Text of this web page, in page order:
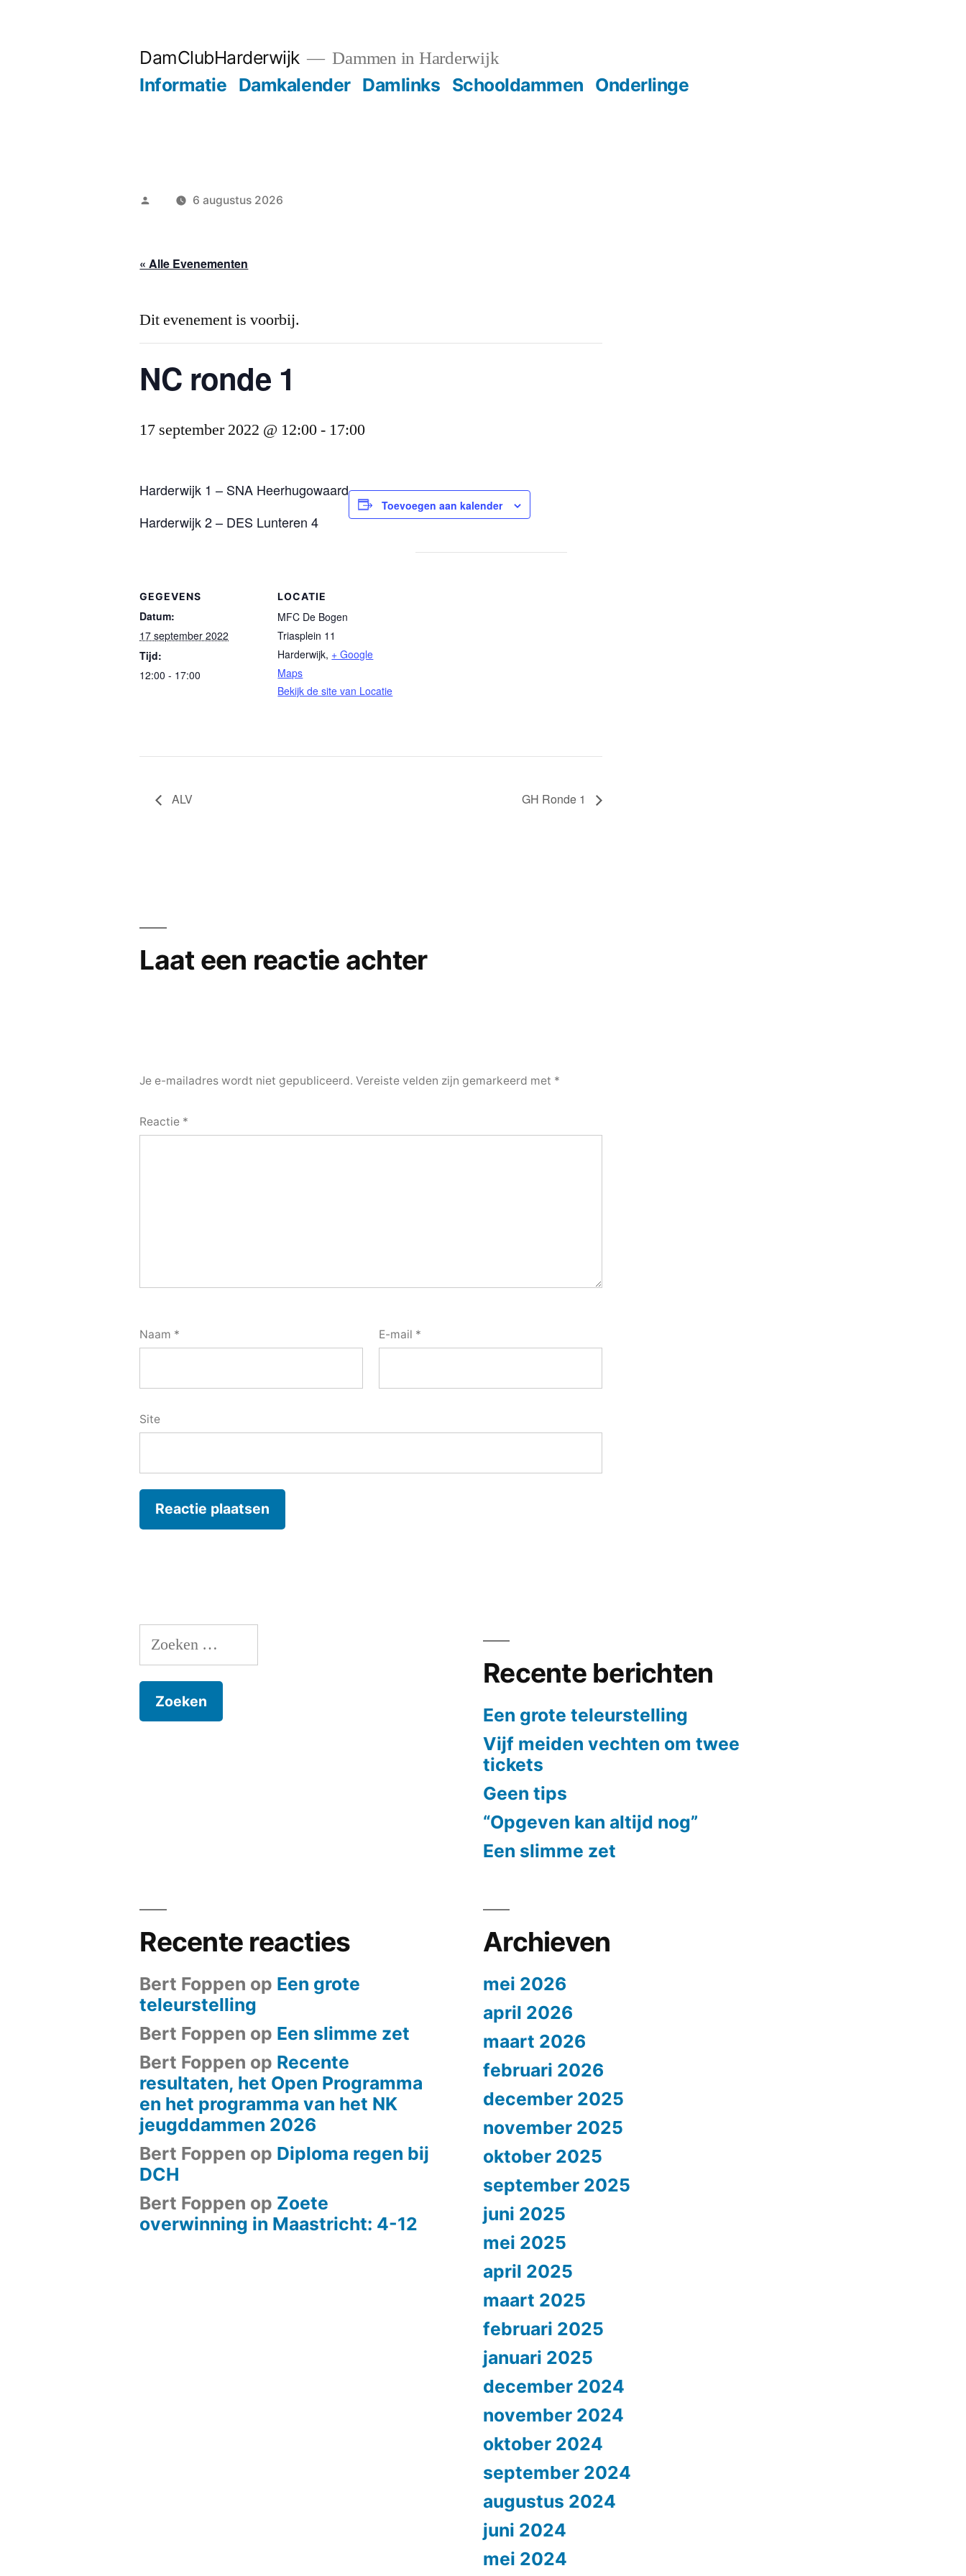
DamClubHarderwijk Dammen in Harderwijk
Informatie Damkalender Damlinks Schooldammen Onderlinge
Geplaatst6 augustus 2026
« Alle Evenementen
Dit evenement is voorbij.
NC ronde 1
17 september 2022 @ 12:00- 17:00
Harderwijk 1 – SNA Heerhugowaard
Harderwijk 2 – DES Lunteren 4
Toevoegen aan kalender
GEGEVENS
Datum:
17 september 2022
Tijd:
12:00 - 17:00
LOCATIE
MFC De Bogen
Triasplein 11
Harderwijk, + Google
Maps
Bekijk de site van Locatie
ALV GH Ronde 1
Laat een reactie achter
Je e-mailadres wordt niet gepubliceerd. Vereiste velden zijn gemarkeerd met *
Reactie *
Naam * E-mail *
Site
Zoeken
naar:
Recente berichten
Een grote teleurstelling
Vijf meiden vechten om twee
tickets
Geen tips
“Opgeven kan altijd nog”
Een slimme zet
Recente reacties
Bert Foppen op Een grote
teleurstelling
Bert Foppen op Een slimme zet
Bert Foppen op Recente
resultaten, het Open Programma
en het programma van het NK
jeugddammen 2026
Bert Foppen op Diploma regen bij
DCH
Bert Foppen op Zoete
overwinning in Maastricht: 4-12
Archieven
mei 2026
april 2026
maart 2026
februari 2026
december 2025
november 2025
oktober 2025
september 2025
juni 2025
mei 2025
april 2025
maart 2025
februari 2025
januari 2025
december 2024
november 2024
oktober 2024
september 2024
augustus 2024
juni 2024
mei 2024